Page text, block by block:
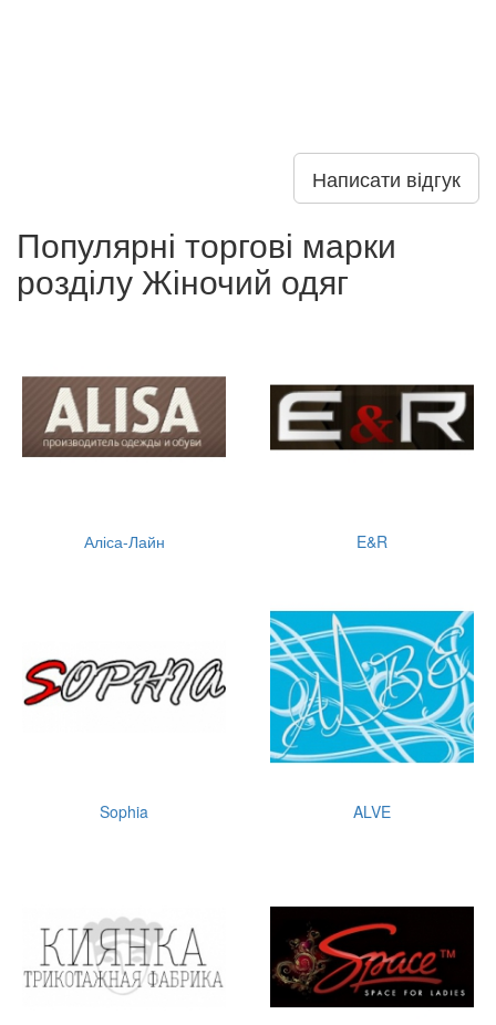
Написати відгук
Популярні торгові марки
розділу Жіночий одяг
Аліса-Лайн E&R
Sophia ALVE